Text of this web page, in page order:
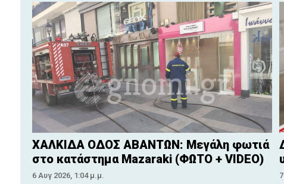
ΧΑΛΚΙΔΑ ΟΔΟΣ ΑΒΑΝΤΩΝ: Μεγάλη φωτιά
στο κατάστημα Mazaraki (ΦΩΤΟ + VIDEO)
6 Αυγ 2026, 1:04 μ.μ.